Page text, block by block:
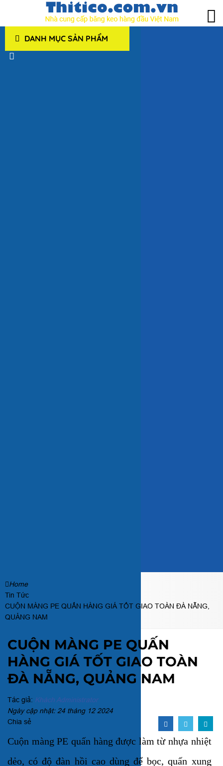
DANH MỤC SẢN PHẨM
Home
Tin Tức
CUỘN MÀNG PE QUẤN HÀNG GIÁ TỐT GIAO TOÀN ĐÀ NẴNG,
QUẢNG NAM
CUỘN MÀNG PE QUẤN
HÀNG GIÁ TỐT GIAO TOÀN
ĐÀ NẴNG, QUẢNG NAM
Tác giả: Khách Administrator
Ngày cập nhật: 24 tháng 12 2024
Chia sẻ
Cuộn màng PE quấn hàng được làm từ nhựa nhiệt
dẻo, có độ đàn hồi cao dùng để bọc, quấn xung